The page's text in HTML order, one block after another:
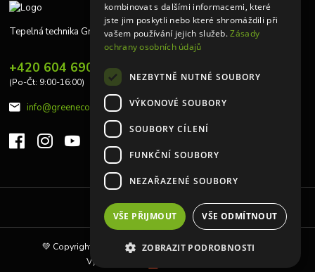
Tepelná technika Greeneco
+420 604 690 848
(Po-Čt: 9:00-16:00)
info@greeneco.cz
Upravit sběr cookies.
💚 Copyright © 2010 | Tepelná technika Greeneco s.r.o 💚
Vytvořeno na
kombinovat s dalšími informacemi, které
jste jim poskytli nebo které shromáždili při
vašem používání jejich služeb.Zásady
ochrany osobních údajů
NEZBYTNĚ NUTNÉ SOUBORY
VÝKONOVÉ SOUBORY
SOUBORY CÍLENÍ
FUNKČNÍ SOUBORY
NEZAŘAZENÉ SOUBORY
VŠE PŘIJMOUT VŠE ODMÍTNOUT
ZOBRAZIT PODROBNOSTI